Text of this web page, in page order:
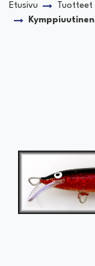
Etusivu Tuotteet
Kymppiuutinen